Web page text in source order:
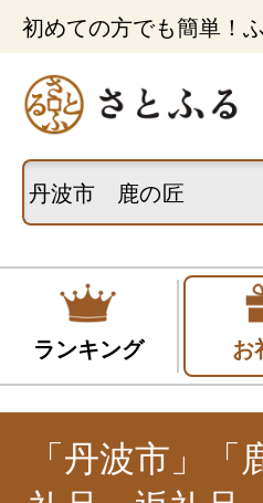
初めての方でも簡単！
ランキング お
「丹波市」